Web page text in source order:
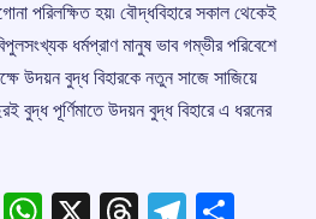
পরিলক্ষিত হয়৷ বৌদ্ধবিহারে সকাল থেকেই
ধর্মপ্রাণ মানুষ ভাব গম্ভীর পরিবেশে
উদয়ন বুদ্ধ বিহারকে নতুন সাজে সাজিয়ে
বুদ্ধ পূর্ণিমাতে উদয়ন বুদ্ধ বিহারে এ ধরনের